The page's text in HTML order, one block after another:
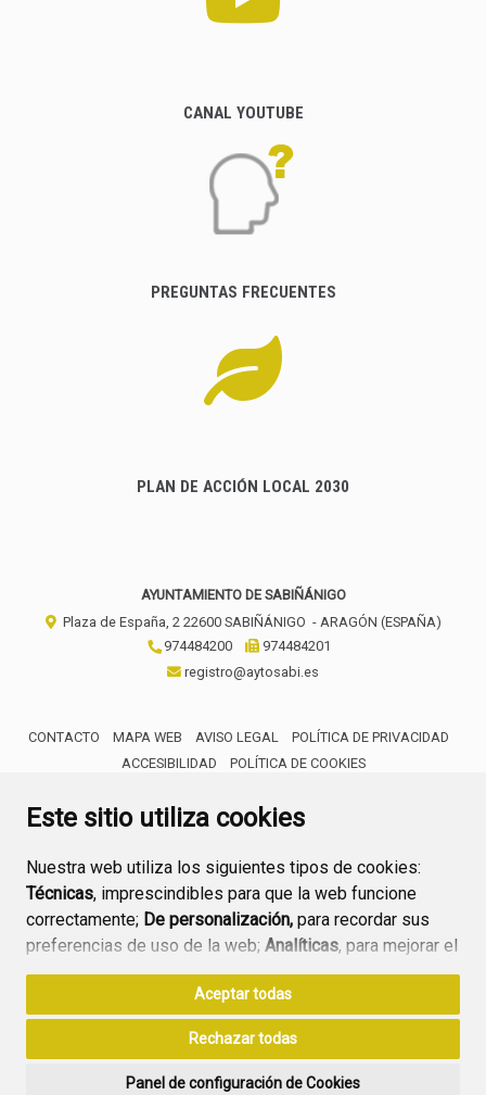
Este sitio utiliza cookies
Nuestra web utiliza los siguientes tipos de cookies:
Técnicas, imprescindibles para que la web funcione
correctamente; De personalización, para recordar sus
preferencias de uso de la web; Analíticas, para mejorar el
funcionamiento de la web y sus servicios.
Si acepta pulsando el botón“Aceptar todas”
consideramos que acepta su uso. Si pulsa el botón
Aceptar todas
Rechazar todas
Panel de configuración de Cookies
CANAL YOUTUBE
PREGUNTAS FRECUENTES
PLAN DE ACCIÓN LOCAL 2030
AYUNTAMIENTO DE SABIÑÁNIGO
Plaza de España, 2 22600 SABIÑÁNIGO - ARAGÓN (ESPAÑA)
974484200
974484201
registro@aytosabi.es
CONTACTO MAPA WEB AVISO LEGAL
POLÍTICA DE PRIVACIDAD
ACCESIBILIDAD
POLÍTICA DE COOKIES